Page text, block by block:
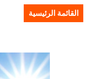
القائمة الرئيسية